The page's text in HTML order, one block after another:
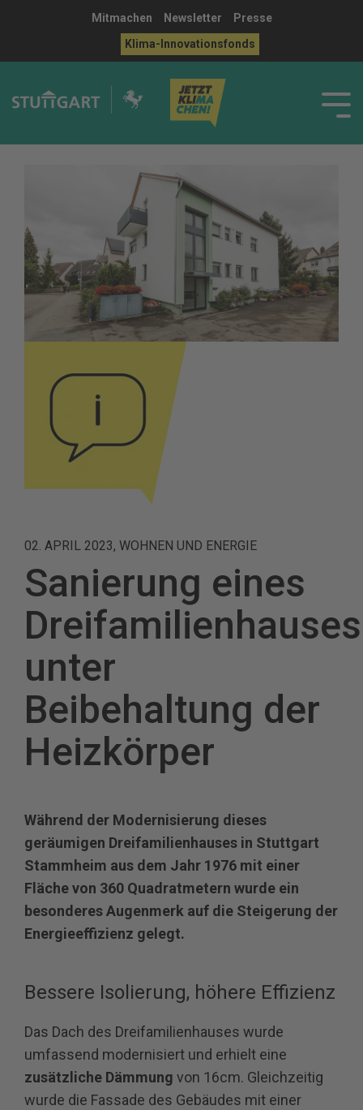
Mitmachen Newsletter
Presse
Klima-Innovationsfonds
02. APRIL 2023, WOHNEN UND ENERGIE
Sanierung eines
Dreifamilienhauses
unter
Beibehaltung der
Heizkörper
Während der Modernisierung dieses
geräumigen Dreifamilienhauses in Stuttgart
Stammheim aus dem Jahr 1976 mit einer
Fläche von 360 Quadratmetern wurde ein
besonderes Augenmerk auf die Steigerung der
Energieeffizienz gelegt.
Bessere Isolierung, höhere Effizienz
Das Dach des Dreifamilienhauses wurde
umfassend modernisiert und erhielt eine
zusätzliche Dämmung von 16cm. Gleichzeitig
wurde die Fassade des Gebäudes mit einer